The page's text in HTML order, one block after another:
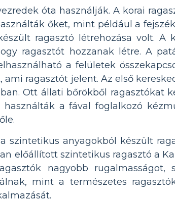
óta használják. A korai
őket, mint például a
ragasztó létrehozása volt. A
ragasztót hozzanak létre. A
a felületek
ami ragasztót jelent. Az első
Ott állati bőrökből ragasztókat
használták a fával foglalkozó
szintetikus anyagokból készült
előállított szintetikus ragasztó a
nagyobb rugalmasságot,
mint a természetes